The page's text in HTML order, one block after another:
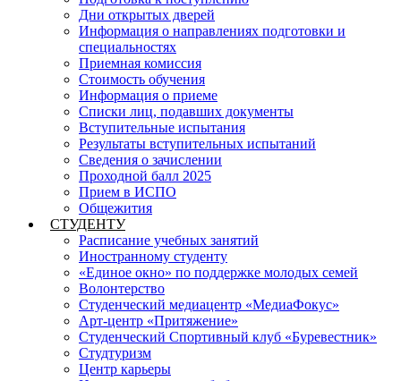
Дни открытых дверей
Информация о направлениях подготовки и
специальностях
Приемная комиссия
Стоимость обучения
Информация о приеме
Списки лиц, подавших документы
Вступительные испытания
Результаты вступительных испытаний
Сведения о зачислении
Проходной балл 2025
Прием в ИСПО
Общежития
СТУДЕНТУ
Расписание учебных занятий
Иностранному студенту
«Единое окно» по поддержке молодых семей
Волонтерство
Студенческий медиацентр «МедиаФокус»
Арт-центр «Притяжение»
Студенческий Спортивный клуб «Буревестник»
Студтуризм
Центр карьеры